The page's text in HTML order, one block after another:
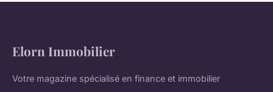
Elorn Immobilier
Votre magazine spécialisé en finance et immobilier